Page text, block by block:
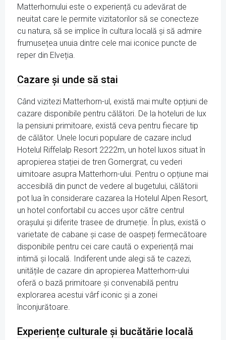
Matterhornului este o experiență cu adevărat de
neuitat care le permite vizitatorilor să se conecteze
cu natura, să se implice în cultura locală și să admire
frumusețea unuia dintre cele mai iconice puncte de
reper din Elveția.
Cazare și unde să stai
Când vizitezi Matterhorn-ul, există mai multe opțiuni de
cazare disponibile pentru călători. De la hoteluri de lux
la pensiuni primitoare, există ceva pentru fiecare tip
de călător. Unele locuri populare de cazare includ
Hotelul Riffelalp Resort 2222m, un hotel luxos situat în
apropierea stației de tren Gornergrat, cu vederi
uimitoare asupra Matterhorn-ului. Pentru o opțiune mai
accesibilă din punct de vedere al bugetului, călătorii
pot lua în considerare cazarea la Hotelul Alpen Resort,
un hotel confortabil cu acces ușor către centrul
orașului și diferite trasee de drumeție. În plus, există o
varietate de cabane și case de oaspeți fermecătoare
disponibile pentru cei care caută o experiență mai
intimă și locală. Indiferent unde alegi să te cazezi,
unitățile de cazare din apropierea Matterhorn-ului
oferă o bază primitoare și convenabilă pentru
explorarea acestui vârf iconic și a zonei
înconjurătoare.
Experiențe culturale și bucătărie locală